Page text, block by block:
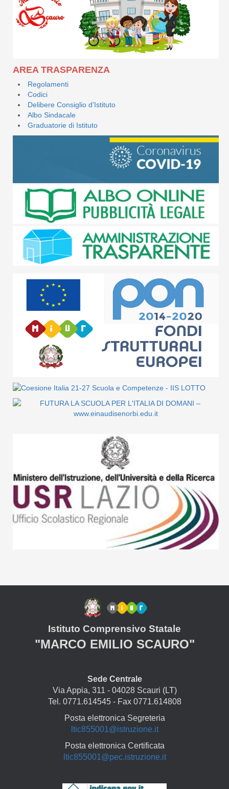
AREA TRASPARENZA
Regolamenti
Codici
Delibere Consiglio d'Istituto
Albo Sindacale
Graduatorie di Istituto
Istituto Comprensivo Statale
"MARCO EMILIO SCAURO"
Sede Centrale
Via Appia, 311 - 04028 Scauri (LT)
Tel. 0771.614545 - Fax 0771.614808
Posta elettronica Segreteria
ltic855001@istruzione.it
Posta elettronica Certificata
ltic855001@pec.istruzione.it